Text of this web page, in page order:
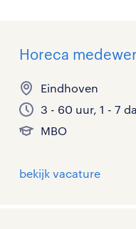
Horeca
Eindhoven
3 - 60 uur, 1 - 7
MBO
bekijk vacature